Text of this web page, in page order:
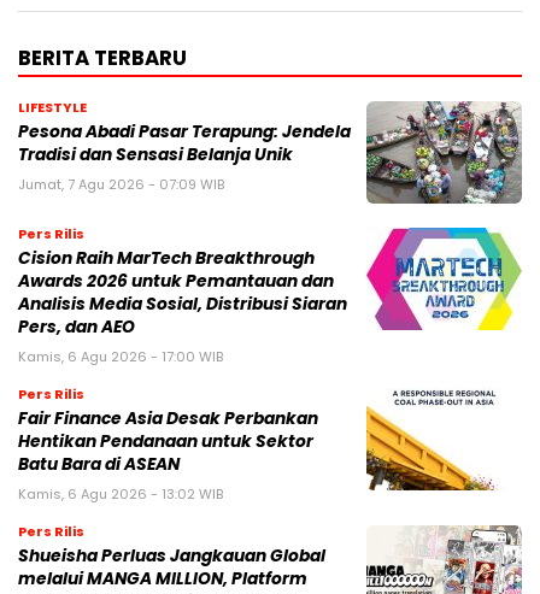
BERITA TERBARU
LIFESTYLE
Pesona Abadi Pasar Terapung: Jendela
Tradisi dan Sensasi Belanja Unik
Jumat, 7 Agu 2026 - 07:09 WIB
Pers Rilis
Cision Raih MarTech Breakthrough
Awards 2026 untuk Pemantauan dan
Analisis Media Sosial, Distribusi Siaran
Pers, dan AEO
Kamis, 6 Agu 2026 - 17:00 WIB
Pers Rilis
Fair Finance Asia Desak Perbankan
Hentikan Pendanaan untuk Sektor
Batu Bara di ASEAN
Kamis, 6 Agu 2026 - 13:02 WIB
Pers Rilis
Shueisha Perluas Jangkauan Global
melalui MANGA MILLION, Platform